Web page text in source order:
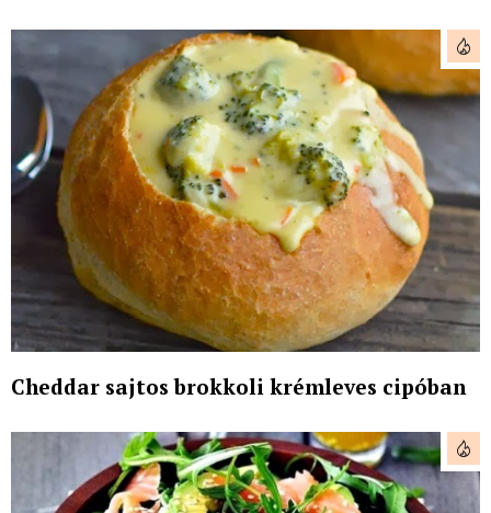
Cheddar sajtos brokkoli krémleves cipóban